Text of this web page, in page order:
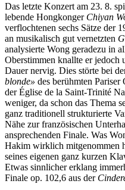
Das letzte Konzert am 23. 8.
lebende Hongkonger Chiyan
verflochtenen sechs Sätze der
an musikalisch gut vernetzten
analysierte Wong geradezu in
Oberstimmen knallte er jedoch
Dauer nervig. Dies störte bei
blonde» des berühmten Pariser
der Église de la Saint-Trinité
weniger, da schon das Thema
ganz traditionell strukturierte
Nähe zur französischen
ansprechenden Finale. Was
Hakim wirklich mitgenommen
seines eigenen ganz kurzen
Etwas sinnlicher erklang
Finale op. 102,6 aus der